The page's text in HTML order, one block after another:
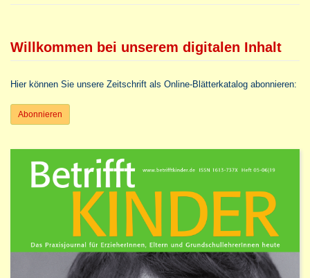
Willkommen bei unserem digitalen Inhalt
Hier können Sie unsere Zeitschrift als Online-Blätterkatalog abonnieren:
Abonnieren